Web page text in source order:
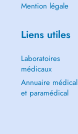
Mention légale
Liens utiles
Laboratoires
médicaux
Annuaire médical
et paramédical